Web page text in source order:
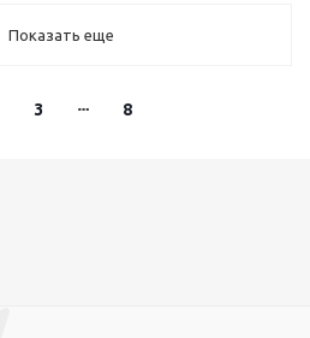
Показать еще
3 8